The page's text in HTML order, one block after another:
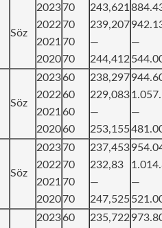
Söz
2023
2022
2021
2020
70
70
70
70
243,621
239,207
—
244,412
—
Söz
2023
2022
2021
2020
60
60
60
60
238,297
229,083
—
253,155
—
Söz
2023
2022
2021
2020
70
70
70
70
237,453
232,83
—
247,525
—
2023 60
235,722